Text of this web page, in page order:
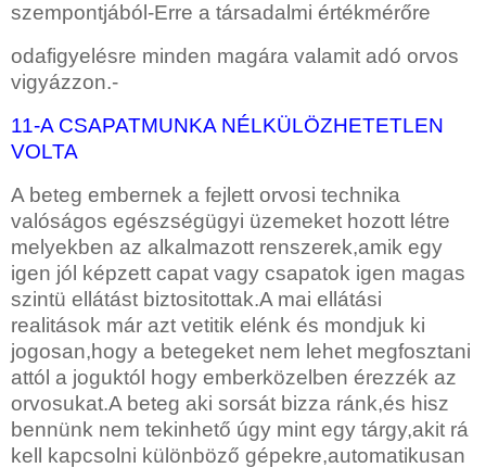
szempontjából-Erre a társadalmi értékmérőre
odafigyelésre minden magára valamit adó orvos
vigyázzon.-
11-A CSAPATMUNKA NÉLKÜLÖZHETETLEN
VOLTA
A beteg embernek a fejlett orvosi technika
valóságos egészségügyi üzemeket hozott létre
melyekben az alkalmazott renszerek,amik egy
igen jól képzett capat vagy csapatok igen magas
szintü ellátást biztositottak.A mai ellátási
realitások már azt vetitik elénk és mondjuk ki
jogosan,hogy a betegeket nem lehet megfosztani
attól a joguktól hogy emberközelben érezzék az
orvosukat.A beteg aki sorsát bizza ránk,és hisz
bennünk nem tekinhető úgy mint egy tárgy,akit rá
kell kapcsolni különböző gépekre,automatikusan